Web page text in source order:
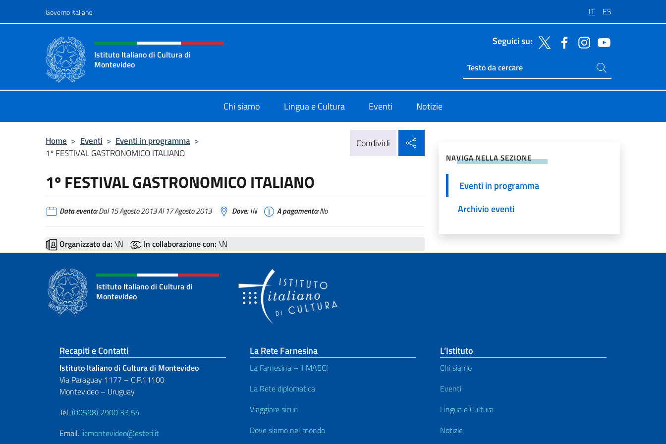
Governo Italiano IT ES
Intestazione sito, social e menù
Istituto Italiano di Cultura di
Montevideo
Seguici su:
Ricerca sito live
Cerca nel sito
Chi siamo Lingua e Cultura Eventi Notizie
Home > Eventi > Eventi in programma >
1º FESTIVAL GASTRONOMICO ITALIANO
Condividi
1º FESTIVAL GASTRONOMICO ITALIANO
Data evento:Dal 15 Agosto 2013 Al 17 Agosto 2013 Dove:\N A pagamento:No
Organizzato da: \N In collaborazione con: \N
NAVIGA NELLA SEZIONE
Eventi in programma
Archivio eventi
Istituto Italiano di Cultura di
Montevideo
Sezione footer
Recapiti e Contatti
Istituto Italiano di Cultura di Montevideo
Via Paraguay 1177 – C.P.11100
Montevideo – Uruguay
Tel. (00598) 2900 33 54
Email. iicmontevideo@esteri.it
La Rete Farnesina
La Farnesina – il MAECI
La Rete diplomatica
Viaggiare sicuri
Dove siamo nel mondo
L’Istituto
Chi siamo
Eventi
Lingua e Cultura
Notizie